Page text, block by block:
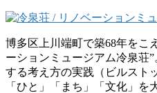
博多区上川端町で築68年をこ
ーションミュージアム冷泉荘
する考え方の実践（ビルスト
「ひと」「まち」「文化」